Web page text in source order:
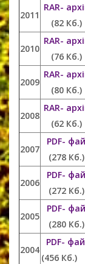
2011
RAR-
(82 Кб.)
2010
RAR-
(76 Кб.)
2009
RAR-
(80 Кб.)
2008
RAR-
(62 Кб.)
2007
PDF-
(278 Кб.)
2006
PDF-
(272 Кб.)
2005
PDF-
(280 Кб.)
2004
PDF-
(456 Кб.)